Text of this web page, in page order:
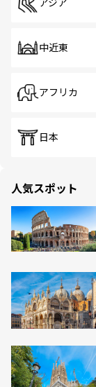
アジア
中近東
アフリカ
日本
人気スポット